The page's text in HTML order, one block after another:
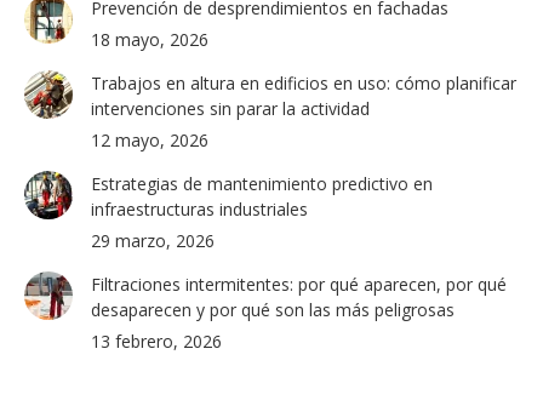
Prevención de desprendimientos en fachadas
18 mayo, 2026
Trabajos en altura en edificios en uso: cómo planificar
intervenciones sin parar la actividad
12 mayo, 2026
Estrategias de mantenimiento predictivo en
infraestructuras industriales
29 marzo, 2026
Filtraciones intermitentes: por qué aparecen, por qué
desaparecen y por qué son las más peligrosas
13 febrero, 2026